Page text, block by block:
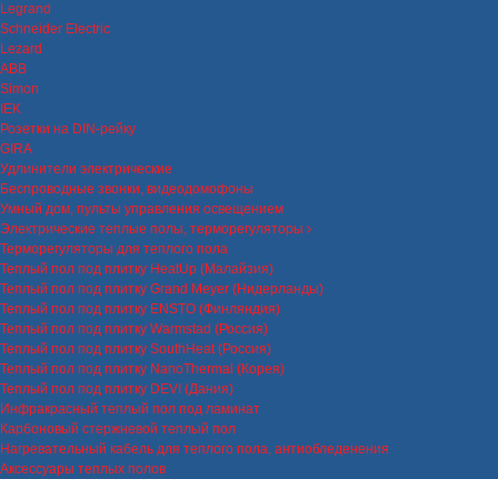
Legrand
Schneider Electric
Lezard
ABB
Simon
IEK
Розетки на DIN-рейку
GIRA
Удлинители электрические
Беспроводные звонки, видеодомофоны
Умный дом, пульты управления освещением
Электрические теплые полы, терморегуляторы
Терморегуляторы для теплого пола
Теплый пол под плитку HeatUp (Малайзия)
Теплый пол под плитку Grand Meyer (Нидерланды)
Теплый пол под плитку ENSTO (Финляндия)
Теплый пол под плитку Warmstad (Россия)
Теплый пол под плитку SouthHeat (Россия)
Теплый пол под плитку NanoThermal (Корея)
Теплый пол под плитку DEVI (Дания)
Инфракрасный теплый пол под ламинат
Карбоновый стержневой теплый пол
Нагревательный кабель для теплого пола, антиобледенения
Аксессуары теплых полов